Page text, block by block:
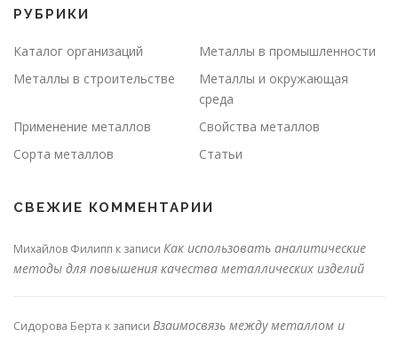
РУБРИКИ
Каталог организаций
Металлы в промышленности
Металлы в строительстве
Металлы и окружающая
среда
Применение металлов
Свойства металлов
Сорта металлов
Статьи
СВЕЖИЕ КОММЕНТАРИИ
Михайлов Филипп к записи Как использовать аналитические
методы для повышения качества металлических изделий
Сидорова Берта к записи Взаимосвязь между металлом и